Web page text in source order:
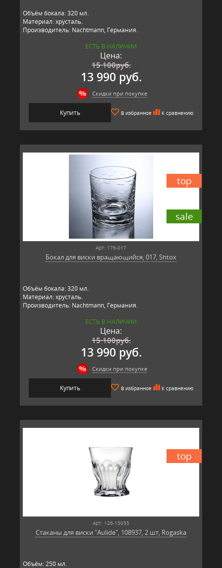
Объём бокала: 320 мл.
Материал: хрусталь.
Производитель: Nachtmann, Германия.
ЕСТЬ В НАЛИЧИИ
Цена:
15 100руб.
13 990 руб.
Скидки при покупке
Купить В избранное К сравнению
sale
top
Арт: 176-017
Бокал для виски вращающийся, 017, Shtox
Объём бокала: 320 мл.
Материал: хрусталь.
Производитель: Nachtmann, Германия.
ЕСТЬ В НАЛИЧИИ
Цена:
15 100руб.
13 990 руб.
Скидки при покупке
Купить В избранное К сравнению
top
Арт: 126-15055
Стаканы для виски "Aulide", 108937, 2 шт, Rogaska
Объём: 250 мл.